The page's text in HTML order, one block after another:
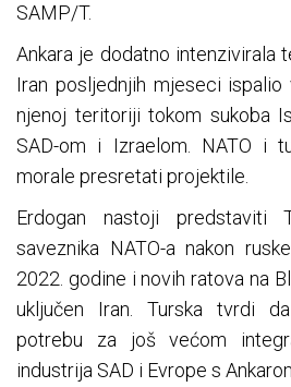
SAMP/T.
Ankara je dodatno intenzivirala
Iran posljednjih mjeseci
njenoj teritoriji tokom sukoba
SAD-om i Izraelom. NATO i
morale presretati projektile.
Erdogan nastoji predstaviti
saveznika NATO-a nakon
2022. godine i novih ratova na
uključen Iran. Turska tvrdi
potrebu za još većom
industrija SAD i Evrope s